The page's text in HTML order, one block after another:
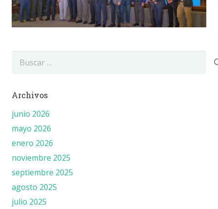
Archivos
junio 2026
mayo 2026
enero 2026
noviembre 2025
septiembre 2025
agosto 2025
julio 2025